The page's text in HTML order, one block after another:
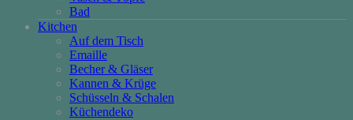
Bad
Kitchen
Auf dem Tisch
Emaille
Becher & Gläser
Kannen & Krüge
Schüsseln & Schalen
Küchendeko